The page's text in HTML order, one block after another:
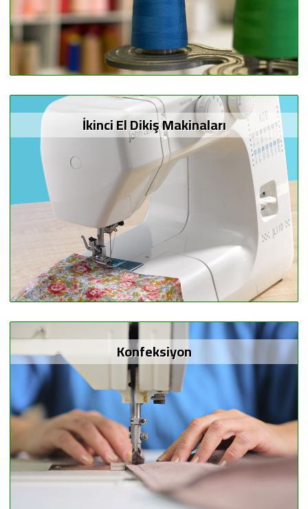
İkinci El Dikiş Makinaları
Konfeksiyon